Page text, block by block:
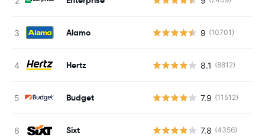
Alamo 9 (10701)
Hertz 8.1 (8812)
Budget 7.9 (11512)
Sixt 7.8 (4356)